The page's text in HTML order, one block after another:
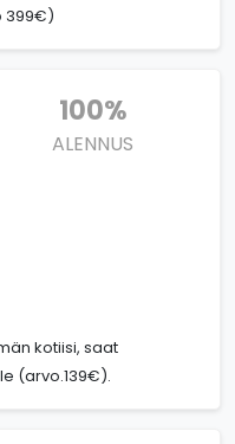
399€)
100%
ALENNUS
kotiisi, saat
(arvo.139€).